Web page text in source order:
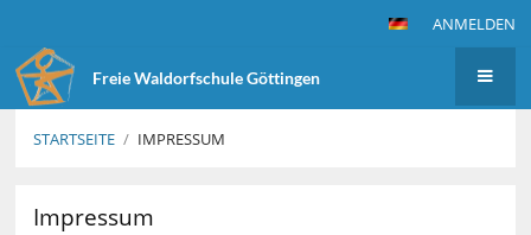
ANMELDEN
Freie Waldorfschule Göttingen
STARTSEITE / IMPRESSUM
Impressum